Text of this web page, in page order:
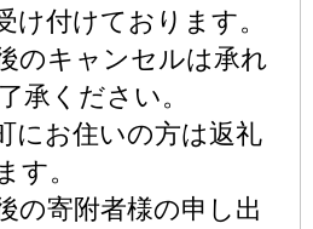
け付けております。
のキャンセルは承れ
承ください。
にお住いの方は返礼
す。
の寄附者様の申し出